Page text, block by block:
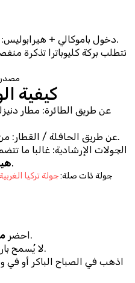
دخول باموكالي + هيرابوليس: 700 ليرة تركية (20 يورو).
🔗
🚍
عن طريق الحافلة / القطار: من إسطنبول، أنطاليا، إزمير.
الجولات الإرشادية: غالبا ما
.
📍 جولة ذات صلة:
احضر .
لا يُسمح بارتداء الأحذية داخل البركة.